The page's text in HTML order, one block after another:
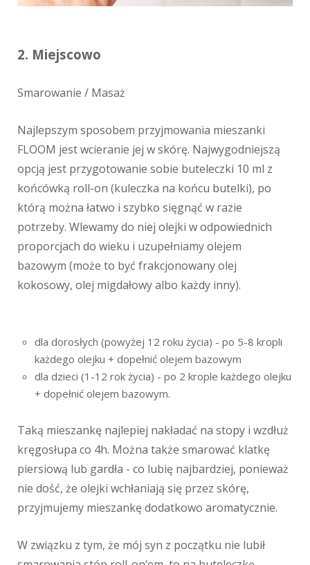
2. Miejscowo
Smarowanie / Masaż
Najlepszym sposobem przyjmowania mieszanki
FLOOM jest wcieranie jej w skórę. Najwygodniejszą
opcją jest przygotowanie sobie buteleczki 10 ml z
końcówką roll-on (kuleczka na końcu butelki), po
którą można łatwo i szybko sięgnąć w razie
potrzeby. Wlewamy do niej olejki w odpowiednich
proporcjach do wieku i uzupełniamy olejem
bazowym (może to być frakcjonowany olej
kokosowy, olej migdałowy albo każdy inny).
dla dorosłych (powyżej 12 roku życia) - po 5-8 kropli
każdego olejku + dopełnić olejem bazowym
dla dzieci (1-12 rok życia) - po 2 krople każdego olejku
+ dopełnić olejem bazowym.
Taką mieszankę najlepiej nakładać na stopy i wzdłuż
kręgosłupa co 4h. Można także smarować klatkę
piersiową lub gardła - co lubię najbardziej, ponieważ
nie dość, że olejki wchłaniają się przez skórę,
przyjmujemy mieszankę dodatkowo aromatycznie.
W związku z tym, że mój syn z początku nie lubił